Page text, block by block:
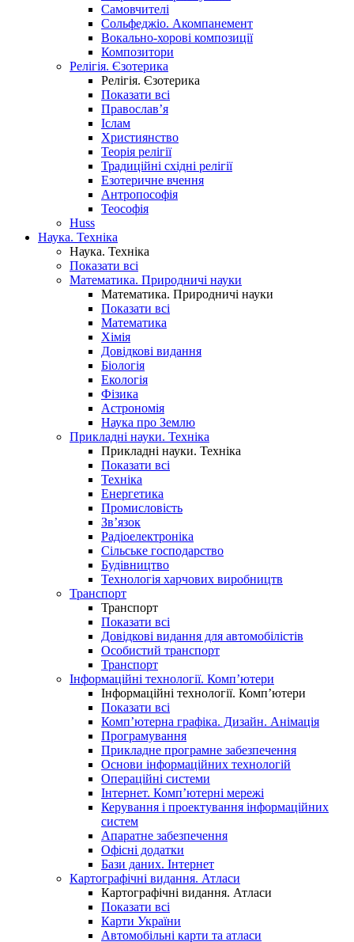
Самовчителі
Сольфеджіо. Акомпанемент
Вокально-хорові композиції
Композитори
Релігія. Єзотерика
Релігія. Єзотерика
Показати всі
Православ’я
Іслам
Християнство
Теорія релігії
Традиційні східні релігії
Езотеричне вчення
Антропософія
Теософія
Huss
Наука. Техніка
Наука. Техніка
Показати всі
Математика. Природничі науки
Математика. Природничі науки
Показати всі
Математика
Хімія
Довідкові видання
Біологія
Екологія
Фізика
Астрономія
Наука про Землю
Прикладні науки. Техніка
Прикладні науки. Техніка
Показати всі
Техніка
Енергетика
Промисловість
Зв’язок
Радіоелектроніка
Сільське господарство
Будівництво
Технологія харчових виробництв
Транспорт
Транспорт
Показати всі
Довідкові видання для автомобілістів
Особистий транспорт
Транспорт
Інформаційні технології. Комп’ютери
Інформаційні технології. Комп’ютери
Показати всі
Комп’ютерна графіка. Дизайн. Анімація
Програмування
Прикладне програмне забезпечення
Основи інформаційних технологій
Операційні системи
Інтернет. Комп’ютерні мережі
Керування і проектування інформаційних
систем
Апаратне забезпечення
Офісні додатки
Бази даних. Інтернет
Картографічні видання. Атласи
Картографічні видання. Атласи
Показати всі
Карти України
Автомобільні карти та атласи